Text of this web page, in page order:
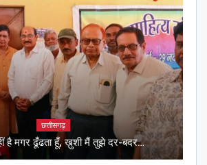
छत्तीसगढ़
है मगर ढूँढता हूँ, ख़ुशी मैं तुझे दर-बदर…